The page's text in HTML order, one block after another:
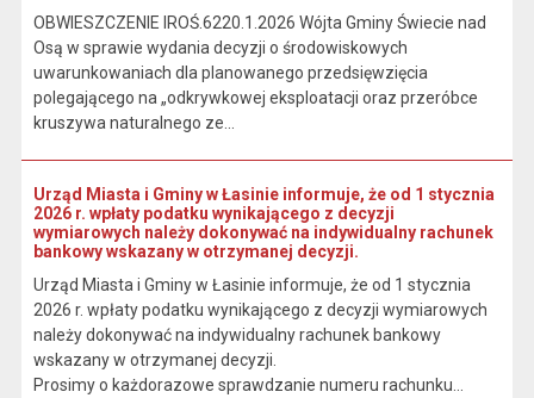
OBWIESZCZENIE IROŚ.6220.1.2026 Wójta Gminy Świecie nad
Osą w sprawie wydania decyzji o środowiskowych
uwarunkowaniach dla planowanego przedsięwzięcia
polegającego na „odkrywkowej eksploatacji oraz przeróbce
kruszywa naturalnego ze...
Urząd Miasta i Gminy w Łasinie informuje, że od 1 stycznia
2026 r. wpłaty podatku wynikającego z decyzji
wymiarowych należy dokonywać na indywidualny rachunek
bankowy wskazany w otrzymanej decyzji.
Urząd Miasta i Gminy w Łasinie informuje, że od 1 stycznia
2026 r. wpłaty podatku wynikającego z decyzji wymiarowych
należy dokonywać na indywidualny rachunek bankowy
wskazany w otrzymanej decyzji.
Prosimy o każdorazowe sprawdzanie numeru rachunku...